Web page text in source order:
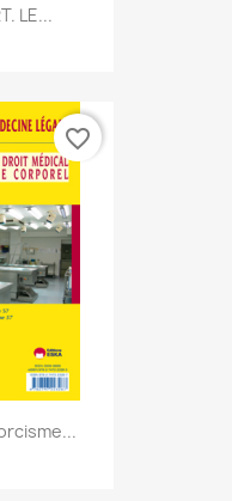
LE...
favorite_border